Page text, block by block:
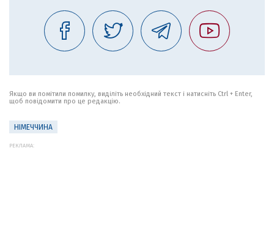
Якщо ви помітили помилку, виділіть необхідний текст і натисніть Ctrl + Enter,
щоб повідомити про це редакцію.
НІМЕЧЧИНА
РЕКЛАМА: